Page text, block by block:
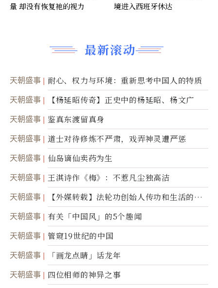
最新滚动
天朝盛事 耐心、权力与环境：重新思考中国人的特质
天朝盛事 【杨延昭传奇】正史中的杨延昭、杨文广
天朝盛事 鉴真东渡留真身
天朝盛事 道士对待修炼不严肃，戏弄神灵遭严惩
天朝盛事 仙岛谪仙卖药为生
天朝盛事 王淇诗作《梅》：不惹凡尘独高洁
天朝盛事
【外媒转载】法轮功创始人传功和生活的故
事
天朝盛事 有关「中国风」的5个趣闻
天朝盛事 管窥19世纪的中国
天朝盛事 「画龙点睛」话龙年
天朝盛事 四位相师的神异之事
量 却没有恢复祂的视力
境进入西班牙休达